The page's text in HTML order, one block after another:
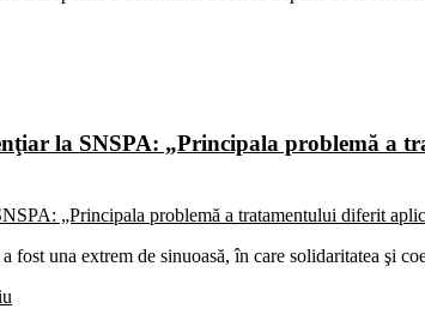
la SNSPA: „Principala problemă a
una extrem de sinuoasă, în care solidaritatea şi